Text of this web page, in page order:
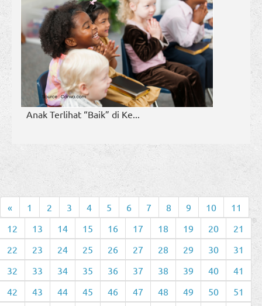
Anak Terlihat “Baik” di Ke...
« 1 2 3 4 5 6 7 8 9 10
11
12
13 14 15 16 17 18 19 20
21
22
23 24 25 26 27 28 29 30
31
32
33 34 35 36 37 38 39 40
41
42
43 44 45 46 47 48 49 50
51